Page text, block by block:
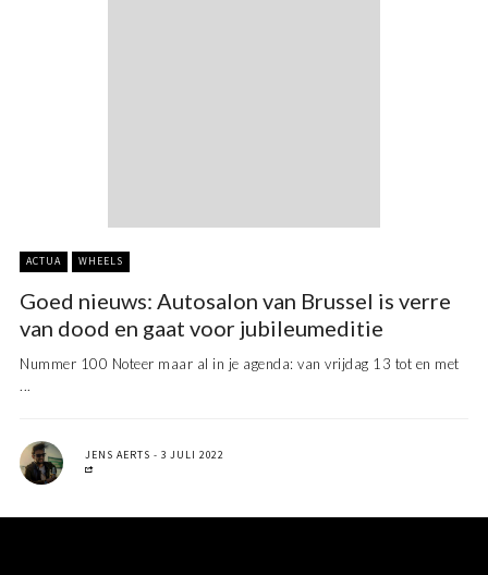
ACTUA WHEELS
Goed nieuws: Autosalon van Brussel is verre
van dood en gaat voor jubileumeditie
Nummer 100 Noteer maar al in je agenda: van vrijdag 13 tot en met
...
JENS AERTS 3 JULI 2022